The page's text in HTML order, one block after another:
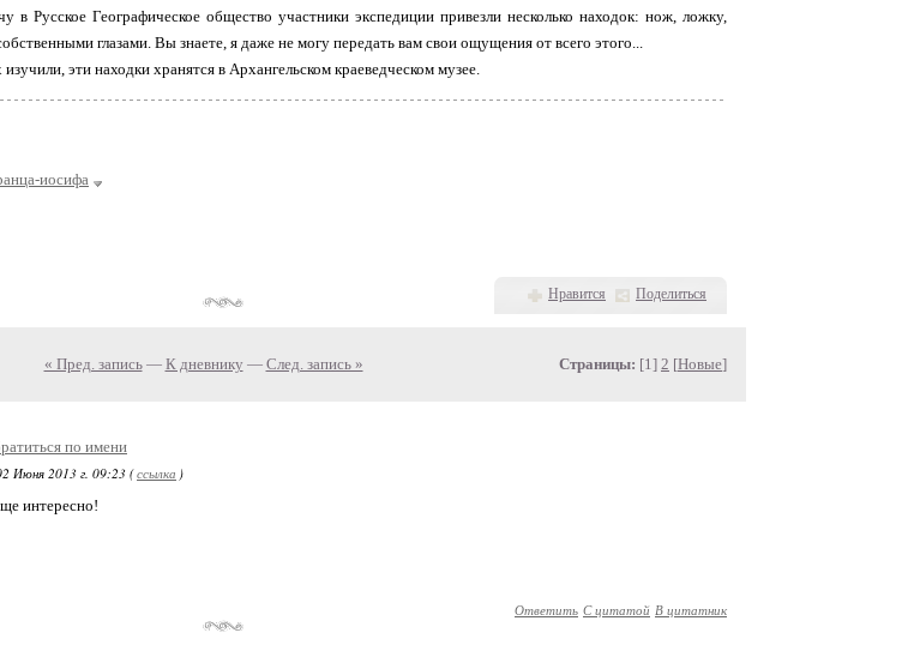
в Русское Географическое общество участники экспедиции привезли несколько находок: нож, ложку,
глазами. Вы знаете, я даже не могу передать вам свои ощущения от всего этого...
эти находки хранятся в Архангельском краеведческом музее.
иосифа
Нравится Поделиться
« Пред. запись— К дневнику — След. запись » Страницы: [1] 2 [Новые]
по имени
Июня 2013 г. 09:23 (ссылка )
интересно!
Ответить С цитатой В цитатник